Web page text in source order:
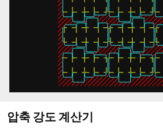
압축 강도 계산기